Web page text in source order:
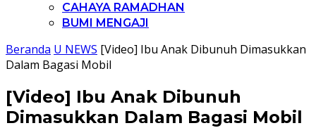
CAHAYA RAMADHAN
BUMI MENGAJI
Beranda U NEWS [Video] Ibu Anak Dibunuh Dimasukkan
Dalam Bagasi Mobil
[Video] Ibu Anak Dibunuh
Dimasukkan Dalam Bagasi Mobil